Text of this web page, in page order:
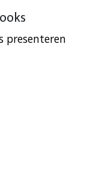
presenteren